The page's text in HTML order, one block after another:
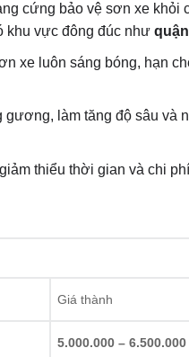
cứng bảo vệ sơn xe khỏi
khu vực đông đúc như
xe luôn sáng bóng, hạn
làm tăng độ sâu và
thiểu thời gian và chi
Giá thành
5.000.000 –